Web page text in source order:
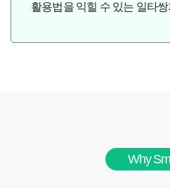
활용법을 익힐 수 있는 일타
Why